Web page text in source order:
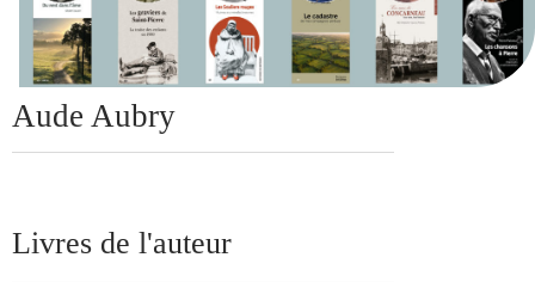
Aude Aubry
Livres de l'auteur